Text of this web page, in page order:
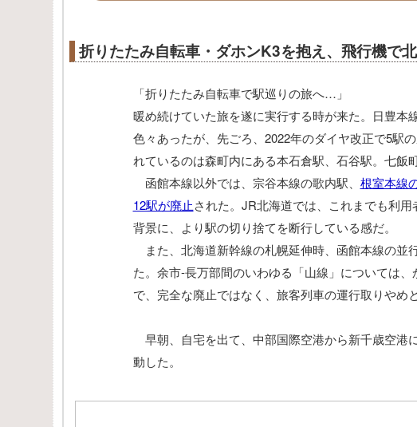
折りたたみ自転車・ダホンK3を抱え、飛行機で
「折りたたみ自転車で駅巡りの旅へ…」
暖め続けていた旅を遂に実行する時が来た。日豊
色々あったが、先ごろ、2022年のダイヤ改正で5駅
れているのは森町内にある本石倉駅、石谷駅。七飯
函館本線以外では、宗谷本線の歌内駅、 根室本線
12駅が廃止された。JR北海道では、これまでも利
背景に、より駅の切り捨てを断行している感だ。
また、北海道新幹線の札幌延伸時、函館本線の並
た。余市‐長万部間のいわゆる「山線」については
で、完全な廃止ではなく、旅客列車の運行取りや
早朝、自宅を出て、中部国際空港から新千歳空港
動した。